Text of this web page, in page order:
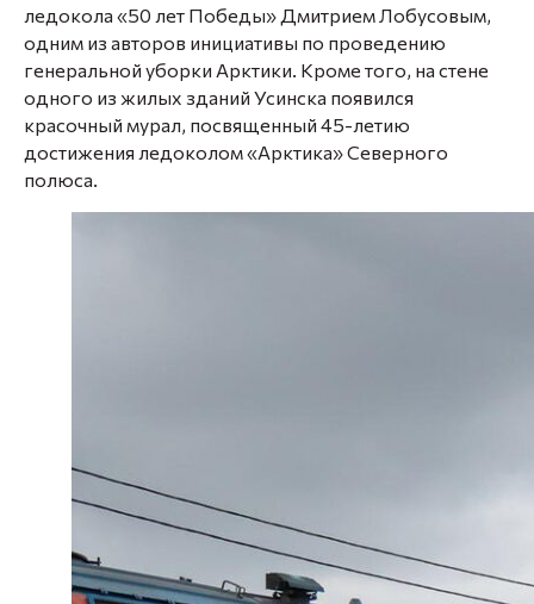
ледокола «50 лет Победы» Дмитрием Лобусовым,
одним из авторов инициативы по проведению
генеральной уборки Арктики. Кроме того, на стене
одного из жилых зданий Усинска появился
красочный мурал, посвященный 45-летию
достижения ледоколом «Арктика» Северного
полюса.